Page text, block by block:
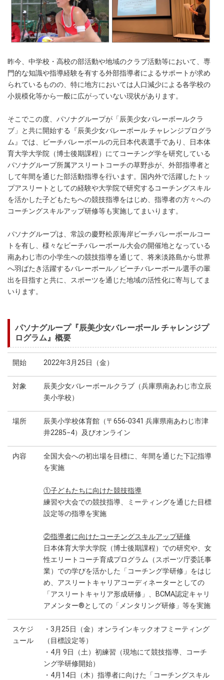
昨今、中学校・高校の部活動や地域のクラブ活動等において、専
門的な知識や指導経験を有する外部指導者によるサポートが求め
られているものの、特に地方においては人口減少による各学校の
小規模化等から一般に広がっていない現状があります。
そこでこの度、パソナグループが「辰美少女バレーボールクラ
ブ」と共に開始する『辰美少女バレーボール チャレンジプログラ
ム』では、ビーチバレーボールの元日本代表選手であり、日本体
育大学大学院（博士後期課程）にてコーチング学を研究している
パソナグループ所属アスリートコーチの草野歩が、外部指導者と
して年間を通じた部活動指導を行います。国内外で活躍したトッ
プアスリートとしての経験や大学院で研究するコーチングスキル
を活かした子どもたちへの競技指導をはじめ、指導者の方々への
コーチングスキルアップ研修等も実施してまいります。
パソナグループは、常設の慶野松原海岸ビーチバレーボールコー
トを有し、様々なビーチバレーボール大会の開催地となっている
南あわじ市の小学生への競技指導を通じて、将来淡路島から世界
へ羽ばたき活躍するバレーボール／ビーチバレーボール選手の輩
出を目指すと共に、スポーツを通じた地域の活性化に寄与してま
いります。
パソナグループ『辰美少女バレーボール チャレンジプ
ログラム』概要
開始 2022年3月25日（金）
対象
辰美少女バレーボールクラブ（兵庫県南あわじ市立辰
美小学校）
場所
辰美小学校体育館（〒656-0341 兵庫県南あわじ市津
井2285−4）及びオンライン
内容
全国大会への初出場を目標に、年間を通じた下記指導
を実施
①子どもたちに向けた競技指導
練習や大会での競技指導、ミーティングを通じた目標
設定等の指導を実施
②指導者に向けたコーチングスキルアップ研修
日本体育大学大学院（博士後期課程）での研究や、女
性エリートコーチ育成プログラム（スポーツ庁委託事
業）での学びを活かした「コーチング学研修」をはじ
め、アスリートキャリアコーディネーターとしての
「アスリートキャリア形成研修」、BCMA認定キャリ
アメンター®としての「メンタリング研修」等を実施
スケジ
ュール
・3月25日（金）オンラインキックオフミーティング
（目標設定等）
・4月 9日（土）初練習（現地にて競技指導、コーチ
ング学研修開始）
・4月14日（木）指導者に向けた「コーチングスキル